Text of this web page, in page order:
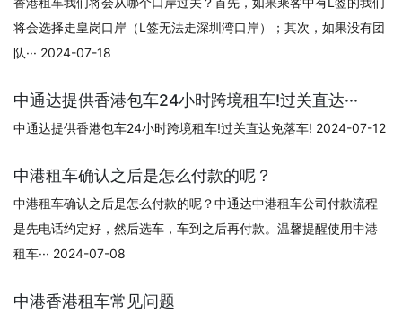
将会选择走皇岗口岸（L签无法走深圳湾口岸）；其次，如果没有团
队··· 2024-07-18
中通达提供香港包车24小时跨境租车!过关直达···
中通达提供香港包车24小时跨境租车!过关直达免落车! 2024-07-12
中港租车确认之后是怎么付款的呢？
中港租车确认之后是怎么付款的呢？中通达中港租车公司付款流程
是先电话约定好，然后选车，车到之后再付款。温馨提醒使用中港
租车··· 2024-07-08
中港香港租车常见问题